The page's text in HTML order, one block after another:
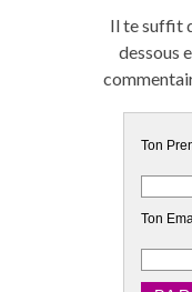
Il te suffit
dessous
Ton
Ton